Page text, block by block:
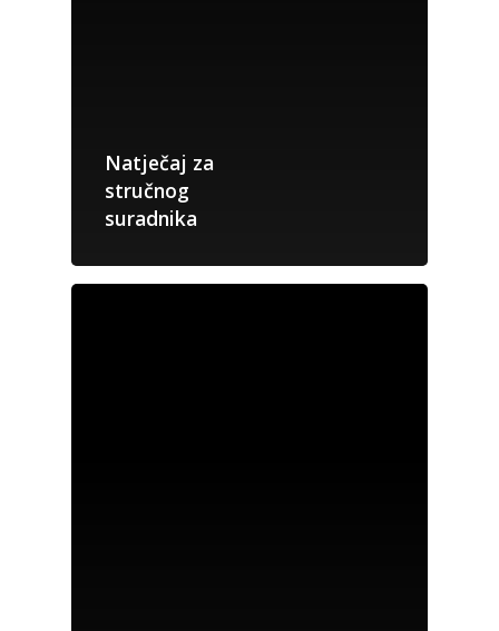
Natječaj za
stručnog
suradnika